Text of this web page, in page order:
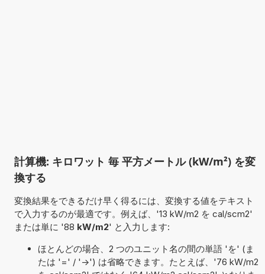
計算機: キロワット 毎 平方メートル (kW/m²) を変
換する
変換結果をできるだけ早く得るには、変換する値をテキスト
で入力するのが最適です。例えば、'13 kW/m2 を cal/scm2'
または単に '88 kW/m2' と入力します:
ほとんどの場合、2 つのユニット名の間の単語 'を' (ま
たは '=' / '->') は省略できます。たとえば、'76 kW/m2